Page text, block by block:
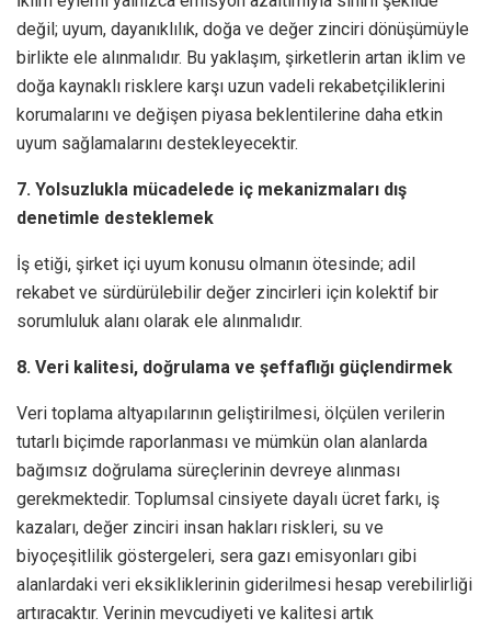
değil; uyum, dayanıklılık, doğa ve değer zinciri dönüşümüyle
birlikte ele alınmalıdır. Bu yaklaşım, şirketlerin artan iklim ve
doğa kaynaklı risklere karşı uzun vadeli rekabetçiliklerini
korumalarını ve değişen piyasa beklentilerine daha etkin
uyum sağlamalarını destekleyecektir.
7. Yolsuzlukla mücadelede iç mekanizmaları dış
denetimle desteklemek
İş etiği, şirket içi uyum konusu olmanın ötesinde; adil
rekabet ve sürdürülebilir değer zincirleri için kolektif bir
sorumluluk alanı olarak ele alınmalıdır.
8. Veri kalitesi, doğrulama ve şeffaflığı güçlendirmek
Veri toplama altyapılarının geliştirilmesi, ölçülen verilerin
tutarlı biçimde raporlanması ve mümkün olan alanlarda
bağımsız doğrulama süreçlerinin devreye alınması
gerekmektedir. Toplumsal cinsiyete dayalı ücret farkı, iş
kazaları, değer zinciri insan hakları riskleri, su ve
biyoçeşitlilik göstergeleri, sera gazı emisyonları gibi
alanlardaki veri eksikliklerinin giderilmesi hesap verebilirliği
artıracaktır. Verinin mevcudiyeti ve kalitesi artık